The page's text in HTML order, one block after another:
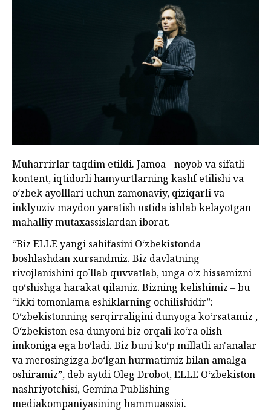
Muharrirlar taqdim etildi. Jamoa - noyob va sifatli
kontent, iqtidorli hamyurtlarning kashf etilishi va
o‘zbek ayolllari uchun zamonaviy, qiziqarli va
inklyuziv maydon yaratish ustida ishlab kelayotgan
mahalliy mutaxassislardan iborat.
“Biz ELLE yangi sahifasini O‘zbekistonda
boshlashdan xursandmiz. Biz davlatning
rivojlanishini qo`llab quvvatlab, unga o‘z hissamizni
qo‘shishga harakat qilamiz. Bizning kelishimiz – bu
“ikki tomonlama eshiklarning ochilishidir”:
O‘zbekistonning serqirraligini dunyoga ko‘rsatamiz ,
O‘zbekiston esa dunyoni biz orqali ko‘ra olish
imkoniga ega bo‘ladi. Biz buni ko‘p millatli an'analar
va merosingizga bo‘lgan hurmatimiz bilan amalga
oshiramiz”, deb aytdi Oleg Drobot, ELLE O‘zbekiston
nashriyotchisi, Gemina Publishing
mediakompaniyasining hammuassisi.